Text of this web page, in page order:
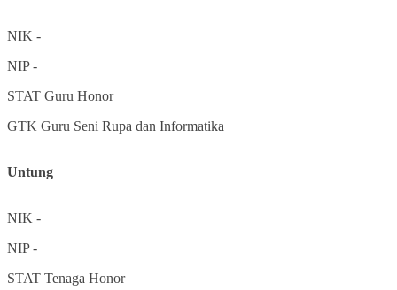
NIK -
NIP-
STAT Guru Honor
GTK Guru Seni Rupa dan Informatika
Untung
NIK -
NIP-
STAT Tenaga Honor